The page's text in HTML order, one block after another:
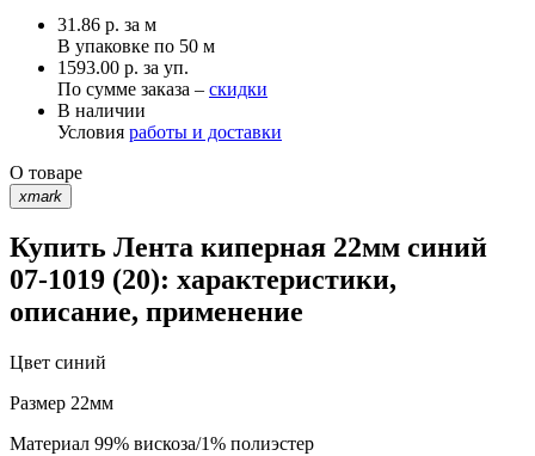
31.86 р. за м
В упаковке по 50 м
1593.00 р. за уп.
По сумме заказа – скидки
В наличии
Условия работы и доставки
О товаре
xmark
Купить Лента киперная 22мм синий
07-1019 (20): характеристики,
описание, применение
Цвет синий
Размер 22мм
Материал 99% вискоза/1% полиэстер